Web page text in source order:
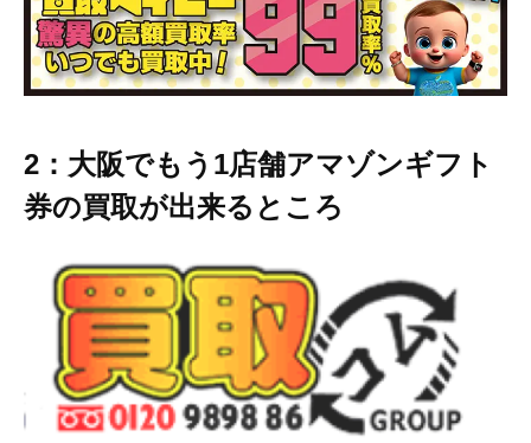
2：大阪でもう1店舗アマゾンギフト
券の買取が出来るところ